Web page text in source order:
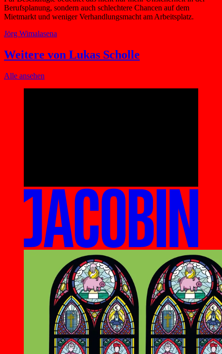
Berufsplanung, sondern auch schlechtere Chancen auf dem
Mietmarkt und weniger Verhandlungsmacht am Arbeitsplatz.
Jörg Wimalasena
Weitere von Lukas Scholle
Alle ansehen